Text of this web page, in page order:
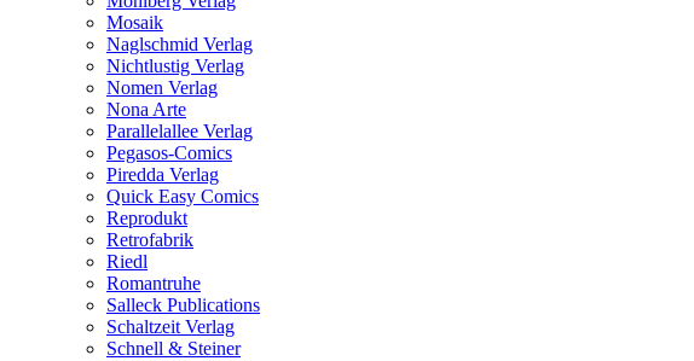
Mosaik
Naglschmid Verlag
Nichtlustig Verlag
Nomen Verlag
Nona Arte
Parallelallee Verlag
Pegasos-Comics
Piredda Verlag
Quick Easy Comics
Reprodukt
Retrofabrik
Riedl
Romantruhe
Salleck Publications
Schaltzeit Verlag
Schnell & Steiner